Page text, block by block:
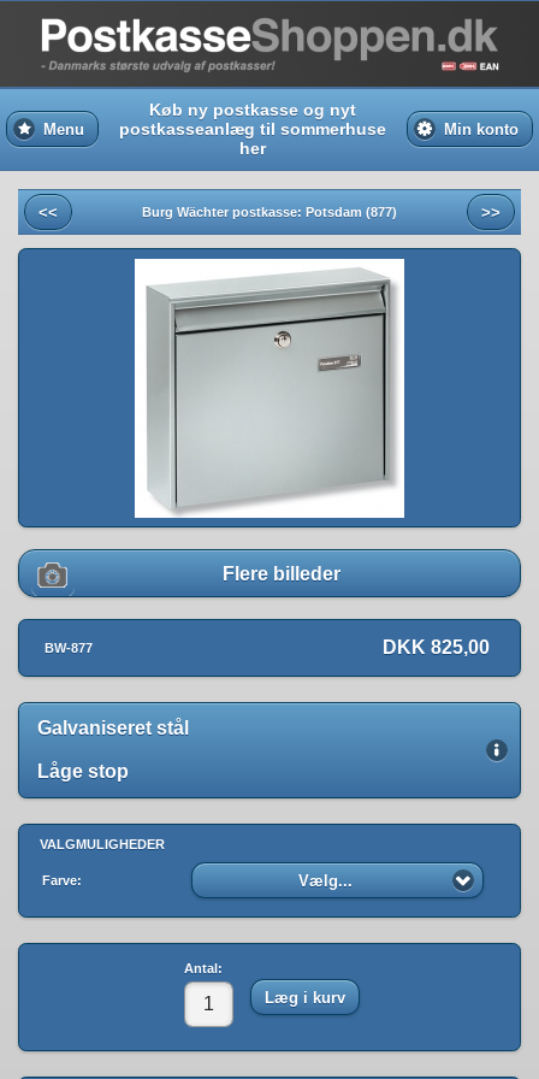
Menu
Køb ny postkasse og nyt
postkasseanlæg til sommerhuse
her
Min konto
<< Burg Wächter postkasse: Potsdam (877) >>
Flere billeder
BW-877 DKK 825,00
Galvaniseret stål
Låge stop
VALGMULIGHEDER
Farve: Vælg...
Antal:
Læg i kurv